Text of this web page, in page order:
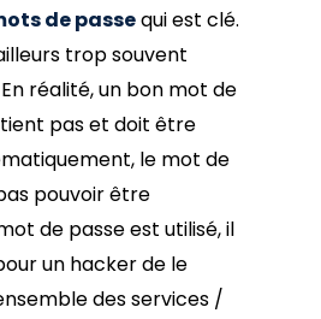
de passequi est clé.
trop souvent
réalité, un bon mot de
pas et doit être
le mot de
pouvoir être
de passe est utilisé, il
un hacker de le
des services /